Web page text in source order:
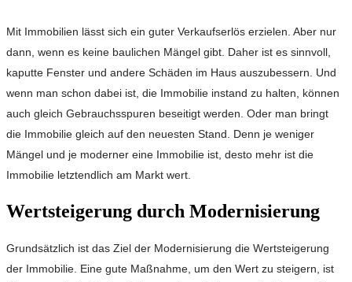
Mit Immobilien lässt sich ein guter Verkaufserlös erzielen. Aber nur
dann, wenn es keine baulichen Mängel gibt. Daher ist es sinnvoll,
kaputte Fenster und andere Schäden im Haus auszubessern. Und
wenn man schon dabei ist, die Immobilie instand zu halten, können
auch gleich Gebrauchsspuren beseitigt werden. Oder man bringt
die Immobilie gleich auf den neuesten Stand. Denn je weniger
Mängel und je moderner eine Immobilie ist, desto mehr ist die
Immobilie letztendlich am Markt wert.
Wertsteigerung durch Modernisierung
Grundsätzlich ist das Ziel der Modernisierung die Wertsteigerung
der Immobilie. Eine gute Maßnahme, um den Wert zu steigern, ist